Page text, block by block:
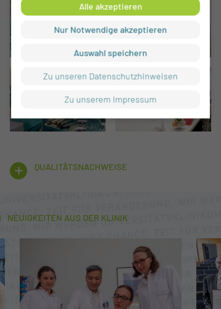
QUALITÄTSNACHWEISE
NEUIGKEITEN AUS DER KLINIK
Alle akzeptieren
Nur Notwendige akzeptieren
Auswahl speichern
Zu unseren Datenschutzhinweisen
Zu unserem Impressum